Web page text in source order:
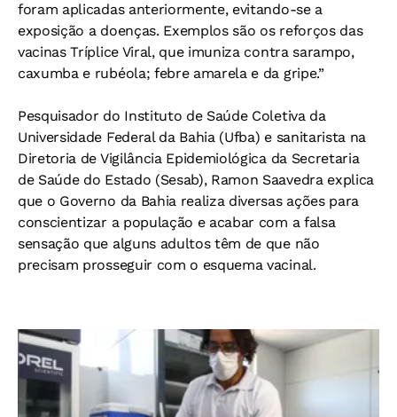
foram aplicadas anteriormente, evitando-se a
exposição a doenças. Exemplos são os reforços das
vacinas Tríplice Viral, que imuniza contra sarampo,
caxumba e rubéola; febre amarela e da gripe.”
Pesquisador do Instituto de Saúde Coletiva da
Universidade Federal da Bahia (Ufba) e sanitarista na
Diretoria de Vigilância Epidemiológica da Secretaria
de Saúde do Estado (Sesab), Ramon Saavedra explica
que o Governo da Bahia realiza diversas ações para
conscientizar a população e acabar com a falsa
sensação que alguns adultos têm de que não
precisam prosseguir com o esquema vacinal.